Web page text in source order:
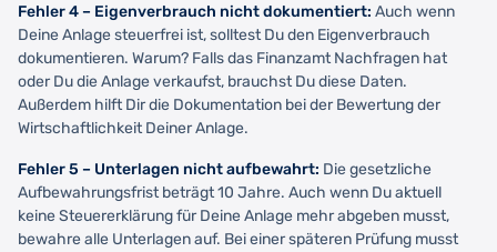
Fehler 4 – Eigenverbrauch nicht dokumentiert: Auch wenn
Deine Anlage steuerfrei ist, solltest Du den Eigenverbrauch
dokumentieren. Warum? Falls das Finanzamt Nachfragen hat
oder Du die Anlage verkaufst, brauchst Du diese Daten.
Außerdem hilft Dir die Dokumentation bei der Bewertung der
Wirtschaftlichkeit Deiner Anlage.
Fehler 5 – Unterlagen nicht aufbewahrt: Die gesetzliche
Aufbewahrungsfrist beträgt 10 Jahre. Auch wenn Du aktuell
keine Steuererklärung für Deine Anlage mehr abgeben musst,
bewahre alle Unterlagen auf. Bei einer späteren Prüfung musst